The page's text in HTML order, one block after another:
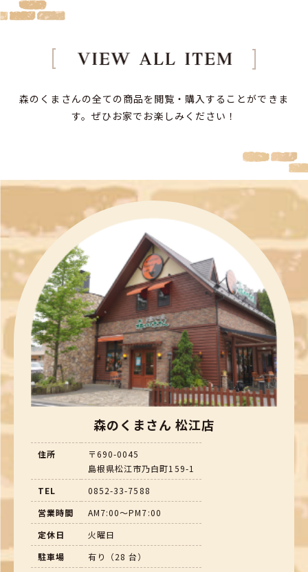
森のくまさんの全ての商品を閲覧・購入することができま
す。ぜひお家でお楽しみください！
森のくまさん 松江店
住所
〒690-0045
島根県松江市乃白町159-1
TEL
0852-33-7588
営業時間
AM7:00～PM7:00
定休日
火曜日
駐車場
有り（28 台）